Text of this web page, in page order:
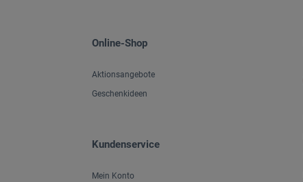
Online-Shop
Aktionsangebote
Geschenkideen
Kundenservice
Mein Konto